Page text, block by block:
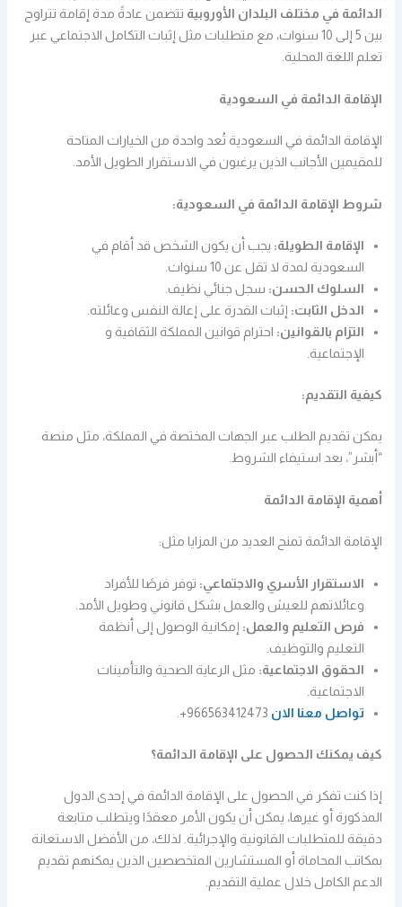
الدائمة في مختلف البلدان الأوروبية تتضمن عادةً مدة إقامة تتراوح
بين 5 إلى 10 سنوات، مع متطلبات مثل إثبات التكامل الاجتماعي عبر
تعلم اللغة المحلية.
الإقامة الدائمة في السعودية
الإقامة الدائمة في السعودية تُعد واحدة من الخيارات المتاحة
للمقيمين الأجانب الذين يرغبون في الاستقرار الطويل الأمد.
شروط الإقامة الدائمة في السعودية:
الإقامة الطويلة: يجب أن يكون الشخص قد أقام في
السعودية لمدة لا تقل عن 10 سنوات.
السلوك الحسن: سجل جنائي نظيف.
الدخل الثابت: إثبات القدرة على إعالة النفس وعائلته.
التزام بالقوانين: احترام قوانين المملكة الثقافية و
الإجتماعية.
كيفية التقديم:
يمكن تقديم الطلب عبر الجهات المختصة في المملكة، مثل منصة
“أبشر”، بعد استيفاء الشروط.
أهمية الإقامة الدائمة
الإقامة الدائمة تمنح العديد من المزايا مثل:
الاستقرار الأسري والاجتماعي: توفر فرصًا للأفراد
وعائلاتهم للعيش والعمل بشكل قانوني وطويل الأمد.
فرص التعليم والعمل: إمكانية الوصول إلى أنظمة
التعليم والتوظيف.
الحقوق الاجتماعية: مثل الرعاية الصحية والتأمينات
الاجتماعية.
تواصل معنا الان
كيف يمكنك الحصول على الإقامة الدائمة؟
إذا كنت تفكر في الحصول على الإقامة الدائمة في إحدى الدول
المذكورة أو غيرها، يمكن أن يكون الأمر معقدًا ويتطلب متابعة
دقيقة للمتطلبات القانونية والإجرائية. لذلك، من الأفضل الاستعانة
بمكاتب المحاماة أو المستشارين المتخصصين الذين يمكنهم تقديم
الدعم الكامل خلال عملية التقديم.